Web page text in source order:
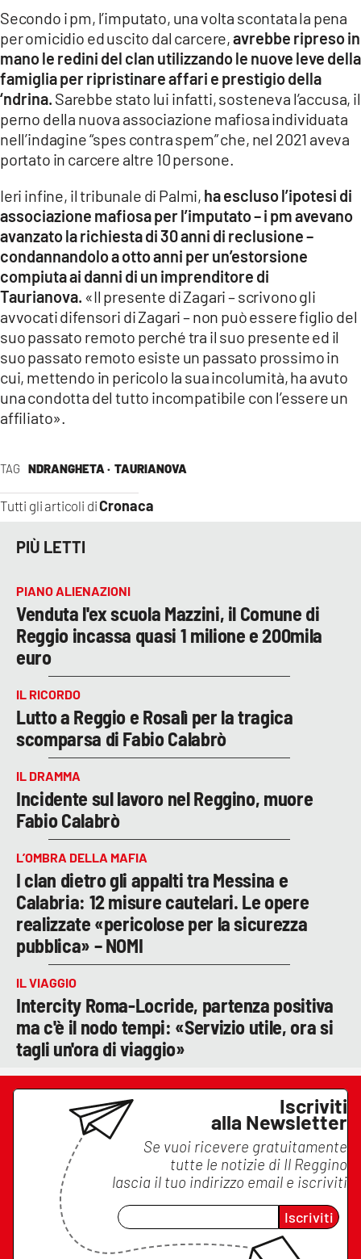
TAG NDRANGHETA · TAURIANOVA
Tutti gli articoli diCronaca
Secondo i pm, l’imputato, una volta scontata la pena
per omicidio ed uscito dal carcere,avrebbe ripreso in
mano le redini del clan utilizzando le nuove leve della
famiglia per ripristinare affari e prestigio della
‘ndrina. Sarebbe stato lui infatti, sosteneva l’accusa, il
perno della nuova associazione mafiosa individuata
nell’indagine “spes contra spem” che, nel 2021 aveva
portato in carcere altre 10 persone.
Ieri infine, il tribunale di Palmi, ha escluso l’ipotesi di
associazione mafiosa per l’imputato – i pm avevano
avanzato la richiesta di 30 anni di reclusione –
condannandolo a otto anni per un’estorsione
compiuta ai danni di un imprenditore di
Taurianova. «Il presente di Zagari – scrivono gli
avvocati difensori di Zagari – non può essere figlio del
suo passato remoto perché tra il suo presente ed il
suo passato remoto esiste un passato prossimo in
cui, mettendo in pericolo la sua incolumità, ha avuto
una condotta del tutto incompatibile con l’essere un
affiliato».
PIÙ LETTI
PIANO ALIENAZIONI
Venduta l'ex scuola Mazzini, il Comune di
Reggio incassa quasi 1 milione e 200mila
euro
IL RICORDO
Lutto a Reggio e Rosalì per la tragica
scomparsa di Fabio Calabrò
IL DRAMMA
Incidente sul lavoro nel Reggino, muore
Fabio Calabrò
L’OMBRA DELLA MAFIA
I clan dietro gli appalti tra Messina e
Calabria: 12 misure cautelari. Le opere
realizzate «pericolose per la sicurezza
pubblica» – NOMI
IL VIAGGIO
Intercity Roma-Locride, partenza positiva
ma c'è il nodo tempi: «Servizio utile, ora si
tagli un'ora di viaggio»
Iscriviti
alla Newsletter
Se vuoi ricevere gratuitamente
tutte le notizie di Il Reggino
lascia il tuo indirizzo email e iscriviti
Iscriviti